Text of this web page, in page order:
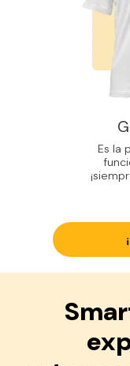
Es la